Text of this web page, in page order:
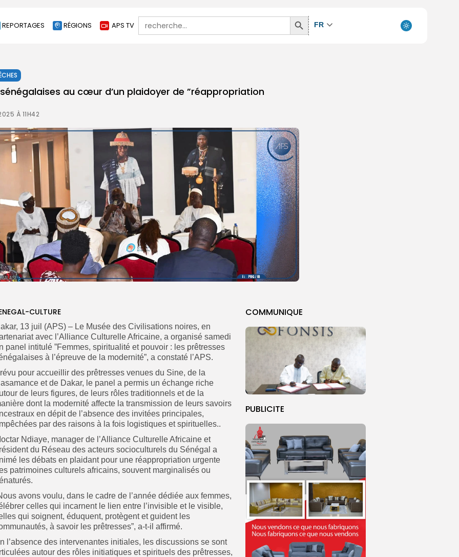
REPORTAGES RÉGIONS APS TV
Search
for:
Search
Button
FR
au cœur d’un plaidoyer de ”réappropriation
À 11H42
COMMUNIQUE
PUBLICITE
CULTURE
13 juil (APS) – Le Musée des Civilisations noires, en
avec l’Alliance Culturelle Africaine, a organisé samedi
panel intitulé ”Femmes, spiritualité et pouvoir : les prêtresses
à l’épreuve de la modernité”, a constaté l’APS.
pour accueillir des prêtresses venues du Sine, de la
et de Dakar, le panel a permis un échange riche
de leurs figures, de leurs rôles traditionnels et de la
dont la modernité affecte la transmission de leurs savoirs
en dépit de l’absence des invitées principales,
par des raisons à la fois logistiques et spirituelles..
Ndiaye, manager de l’Alliance Culturelle Africaine et
du Réseau des acteurs socioculturels du Sénégal a
les débats en plaidant pour une réappropriation urgente
patrimoines culturels africains, souvent marginalisés ou
avons voulu, dans le cadre de l’année dédiée aux femmes,
celles qui incarnent le lien entre l’invisible et le visible,
qui soignent, éduquent, protègent et guident les
à savoir les prêtresses”, a-t-il affirmé.
l’absence des intervenantes initiales, les discussions se sont
autour des rôles initiatiques et spirituels des prêtresses,